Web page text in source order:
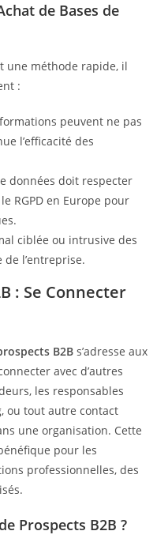
de Bases de
une méthode rapide, il
:
peuvent ne pas
l’efficacité des
données doit respecter
RGPD en Europe pour
ciblée ou intrusive des
de l’entreprise.
: Se Connecter
B2B s’adresse aux
avec d’autres
les responsables
ou tout autre contact
une organisation. Cette
pour les
professionnelles, des
Prospects B2B ?